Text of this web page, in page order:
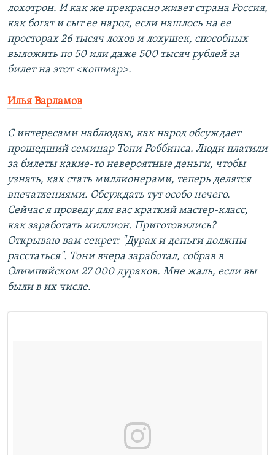
лохотрон. И как же прекрасно живет страна Россия,
как богат и сыт ее народ, если нашлось на ее
просторах 26 тысяч лохов и лохушек, способных
выложить по 50 или даже 500 тысяч рублей за
билет на этот <кошмар>.
Илья Варламов
С интересами наблюдаю, как народ обсуждает
прошедший семинар Тони Роббинса. Люди платили
за билеты какие-то невероятные деньги, чтобы
узнать, как стать миллионерами, теперь делятся
впечатлениями. Обсуждать тут особо нечего.
Сейчас я проведу для вас краткий мастер-класс,
как заработать миллион. Приготовились?
Открываю вам секрет: "Дурак и деньги должны
расстаться". Тони вчера заработал, собрав в
Олимпийском 27 000 дураков. Мне жаль, если вы
были в их числе.